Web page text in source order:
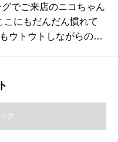
でご来店のニコちゃん
こにもだんだん慣れて
ウトウトしながらのト
ク